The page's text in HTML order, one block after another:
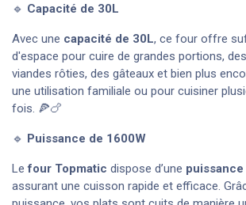
🔹 Capacité de 30L
Avec une capacité de 30L, ce four offre
d'espace pour cuire de grandes portions,
viandes rôties, des gâteaux et bien plus
une utilisation familiale ou pour cuisiner
fois. 🍕🍗
🔹 Puissance de 1600W
Lefour Topmatic dispose d’une
assurant une cuisson rapide et efficace.